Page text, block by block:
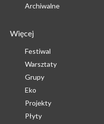
Archiwalne
Więcej
Festiwal
Warsztaty
Grupy
Eko
Projekty
Płyty